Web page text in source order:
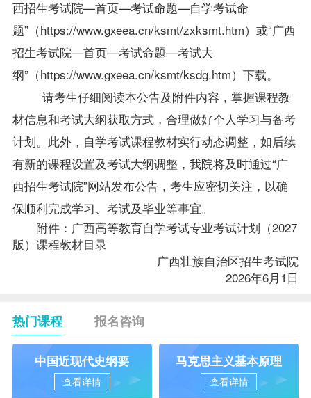
西招生考试院—首页—考试命题—自学考试命
题”（https://www.gxeea.cn/ksmt/zxksmt.htm）或“广西
招生考试院—首页—考试命题—考试大
纲”（https://www.gxeea.cn/ksmt/ksdg.htm）下载。
请考生仔细阅读本公告及附件内容，掌握课程教
材信息和考试大纲获取方式， 合理做好个人学习与备考
计划。 此外，自学考试课程教材实行动态调整，如后续
有新的课程设置及考试大纲调整，我院将及时通过“广
西招生考试院”网站发布公告， 考生应密切关注， 以确
保顺利完成学习、考试及毕业等事宜。
附件： 广西高等教育自学考试专业考试计划（2027
版）课程教材目录
广西壮族自治区招生考试院
2026年6月1日
热门课程 报名咨询
中国近现代史纲要
查看详情
马克思主义基本原理
查看详情